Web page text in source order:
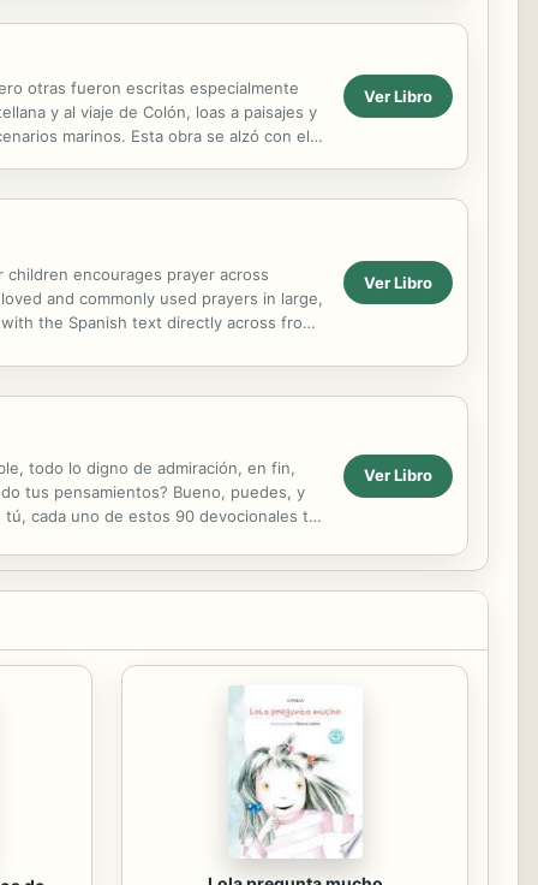
otras fueron escritas especialmente
y al viaje de Colón, loas a paisajes y
marinos. Esta obra se alzó con el
Ver Libro
encourages prayer across
and commonly used prayers in large,
the Spanish text directly across from
Ver Libro
todo lo digno de admiración, en fin,
tus pensamientos? Bueno, puedes, y
tú, cada uno de estos 90 devocionales te
Ver Libro